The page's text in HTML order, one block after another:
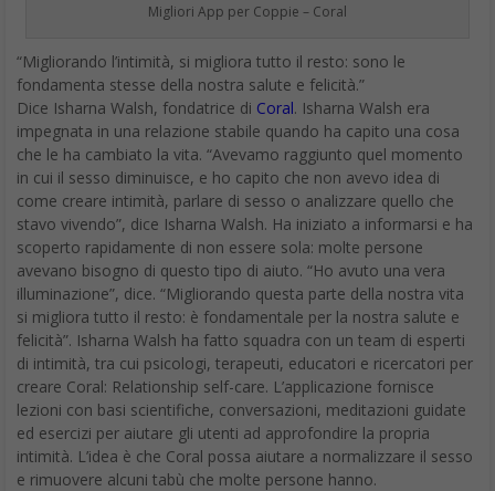
Migliori App per Coppie – Coral
“Migliorando l’intimità, si migliora tutto il resto: sono le
fondamenta stesse della nostra salute e felicità.”
Dice Isharna Walsh, fondatrice di Coral. Isharna Walsh era
impegnata in una relazione stabile quando ha capito una cosa
che le ha cambiato la vita. “Avevamo raggiunto quel momento
in cui il sesso diminuisce, e ho capito che non avevo idea di
come creare intimità, parlare di sesso o analizzare quello che
stavo vivendo”, dice Isharna Walsh. Ha iniziato a informarsi e ha
scoperto rapidamente di non essere sola: molte persone
avevano bisogno di questo tipo di aiuto. “Ho avuto una vera
illuminazione”, dice. “Migliorando questa parte della nostra vita
si migliora tutto il resto: è fondamentale per la nostra salute e
felicità”. Isharna Walsh ha fatto squadra con un team di esperti
di intimità, tra cui psicologi, terapeuti, educatori e ricercatori per
creare Coral: Relationship self-care. L’applicazione fornisce
lezioni con basi scientifiche, conversazioni, meditazioni guidate
ed esercizi per aiutare gli utenti ad approfondire la propria
intimità. L’idea è che Coral possa aiutare a normalizzare il sesso
e rimuovere alcuni tabù che molte persone hanno.